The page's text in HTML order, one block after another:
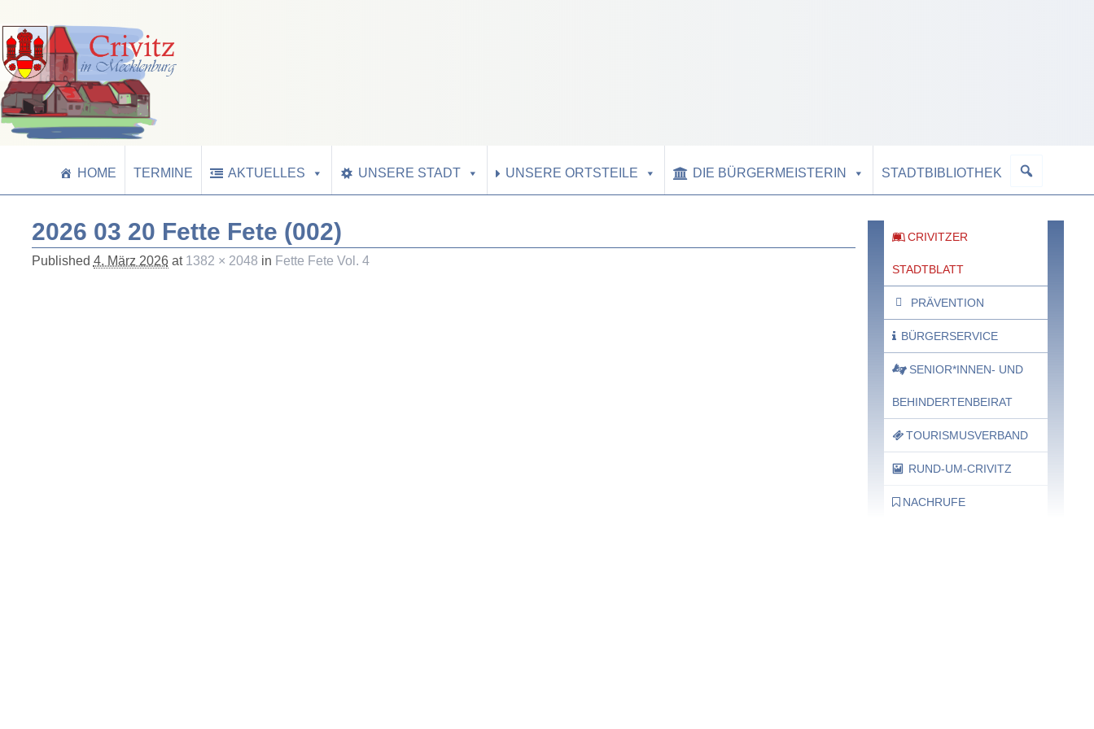
HOME TERMINE AKTUELLES UNSERE STADT UNSERE ORTSTEILE DIE BÜRGERMEISTERIN STADTBIBLIOTHEK
2026 03 20 Fette Fete (002)
Published 4. März 2026at 1382 × 2048 in Fette Fete Vol. 4
CRIVITZER
STADTBLATT
PRÄVENTION
BÜRGERSERVICE
SENIOR*INNEN- UND
BEHINDERTENBEIRAT
TOURISMUSVERBAND
RUND-UM-CRIVITZ
NACHRUFE